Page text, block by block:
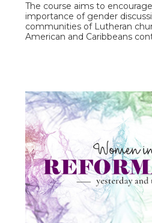
The course aims to
importance of gender
communities of Lutheran
American and Caribbeans